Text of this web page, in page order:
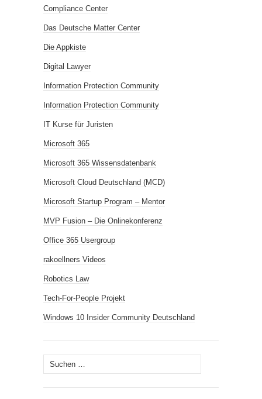
Compliance Center
Das Deutsche Matter Center
Die Appkiste
Digital Lawyer
Information Protection Community
Information Protection Community
IT Kurse für Juristen
Microsoft 365
Microsoft 365 Wissensdatenbank
Microsoft Cloud Deutschland (MCD)
Microsoft Startup Program – Mentor
MVP Fusion – Die Onlinekonferenz
Office 365 Usergroup
rakoellners Videos
Robotics Law
Tech-For-People Projekt
Windows 10 Insider Community Deutschland
Suchen
nach: